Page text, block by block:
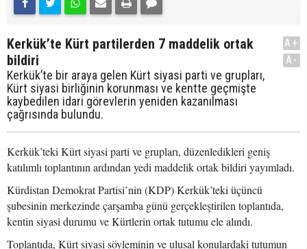
Kerkük’te Kürt partilerden 7 maddelik ortak
bildiri
Kerkük’te bir araya gelen Kürt siyasi parti ve grupları,
Kürt siyasi birliğinin korunması ve kentte geçmişte
kaybedilen idari görevlerin yeniden kazanılması
çağrısında bulundu.
A+
A-
Kerkük’teki Kürt siyasi parti ve grupları, düzenledikleri geniş
katılımlı toplantının ardından yedi maddelik ortak bildiri yayımladı.
Kürdistan Demokrat Partisi’nin (KDP) Kerkük’teki üçüncü
şubesinin merkezinde çarşamba günü gerçekleştirilen toplantıda,
kentin siyasi durumu ve Kürtlerin ortak tutumu ele alındı.
Toplantıda, Kürt siyasi söyleminin ve ulusal konulardaki tutumun